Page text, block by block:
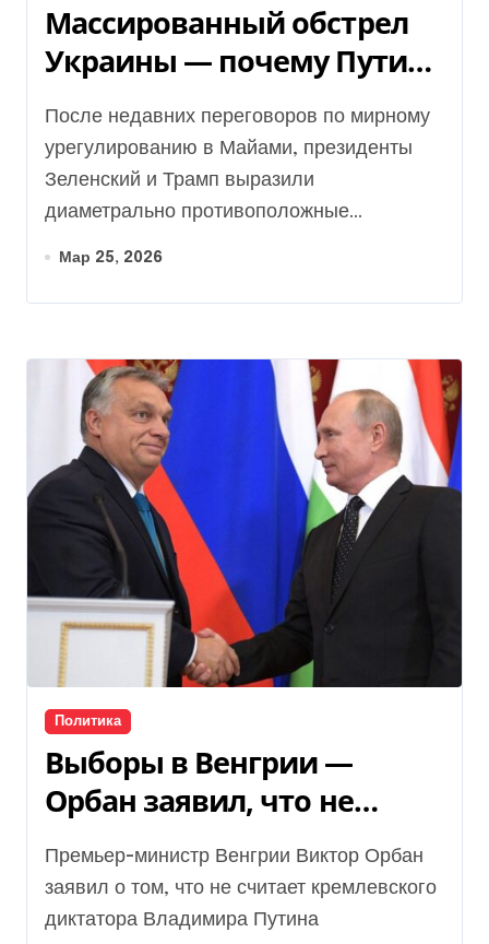
Массированный обстрел
Украины — почему Путин
идет на эскалацию
После недавних переговоров по мирному
урегулированию в Майами, президенты
Зеленский и Трамп выразили
диаметрально противоположные...
Мар 25, 2026
Политика
Выборы в Венгрии —
Орбан заявил, что не
считает Путина
агрессором
Премьер-министр Венгрии Виктор Орбан
заявил о том, что не считает кремлевского
диктатора Владимира Путина